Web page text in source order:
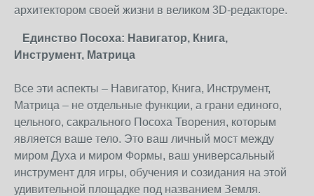
архитектором своей жизни в великом 3D-редакторе.
Единство Посоха: Навигатор, Книга,
Инструмент, Матрица
Все эти аспекты – Навигатор, Книга, Инструмент,
Матрица – не отдельные функции, а грани единого,
цельного, сакрального Посоха Творения, которым
является ваше тело. Это ваш личный мост между
миром Духа и миром Формы, ваш универсальный
инструмент для игры, обучения и созидания на этой
удивительной площадке под названием Земля.